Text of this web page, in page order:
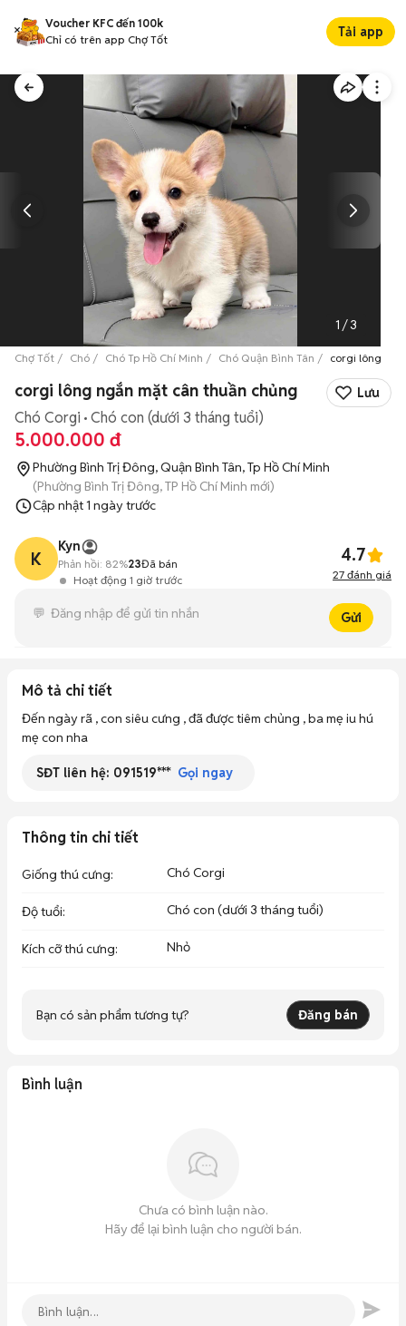
Voucher KFC đến 100k
Chỉ có trên app Chợ Tốt
Tải app
1 /3
Chợ Tốt Chó Chó Tp Hồ Chí Minh Chó Quận Bình Tân corgi lông
corgi lông ngắn mặt cân thuần chủng Lưu
Chó Corgi Chó con (dưới 3 tháng tuổi)
5.000.000 đ
Phường Bình Trị Đông, Quận Bình Tân, Tp Hồ Chí Minh
(Phường Bình Trị Đông, TP Hồ Chí Minh mới)
Cập nhật1 ngày trước
K
Kyn
Hoạt động 1 giờ trước
Phản hồi: 82%23Đã bán 4.7
27 đánh giá
Gửi
Mô tả chi tiết
Đến ngày rã , con siêu cưng , đã được tiêm chủng , ba mẹ iu hú
mẹ con nha
SĐT liên hệ: 091519*** Gọi ngay
Thông tin chi tiết
Giống thú cưng: Chó Corgi
Độ tuổi: Chó con (dưới 3 tháng tuổi)
Kích cỡ thú cưng: Nhỏ
Bạn có sản phẩm tương tự? Đăng bán
Bình luận
Chưa có bình luận nào.
Hãy để lại bình luận cho người bán.